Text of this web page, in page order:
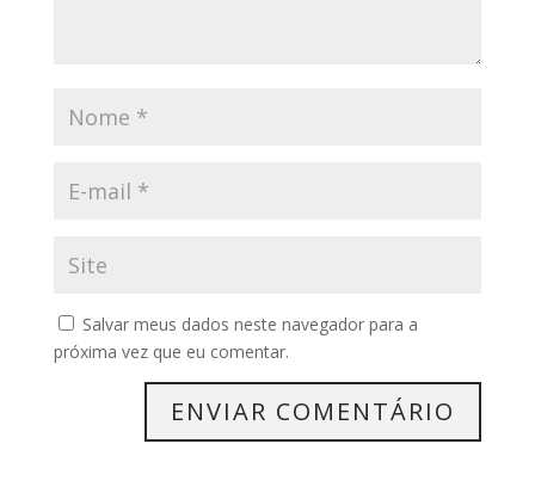
Salvar meus dados neste navegador para a
próxima vez que eu comentar.